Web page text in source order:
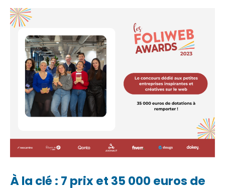
À la clé : 7 prix et 35 000 euros de